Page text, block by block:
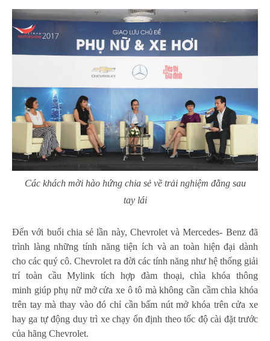
Các khách mời hào hứng chia sẻ về trải nghiệm đằng sau
tay lái
Đến với buổi chia sẻ lần này, Chevrolet và Mercedes- Benz đã
trình làng những tính năng tiện ích và an toàn hiện đại dành
cho các quý cô. Chevrolet ra đời các tính năng như hệ thống giải
trí toàn cầu Mylink tích hợp đàm thoại, chìa khóa thông
minh giúp phụ nữ mở cửa xe ô tô mà không cần cầm chìa khóa
trên tay mà thay vào đó chỉ cần bấm nút mở khóa trên cửa xe
hay ga tự động duy trì xe chạy ổn định theo tốc độ cài đặt trước
của hãng Chevrolet.